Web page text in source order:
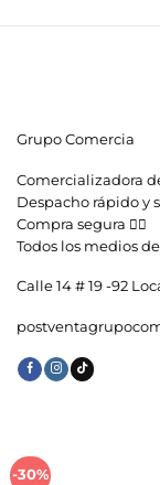
Grupo Comercia
Comercializadora
Despacho rápido y
Compra segura 👇🏼
Todos los medios
Calle 14 # 19 -92
-30%